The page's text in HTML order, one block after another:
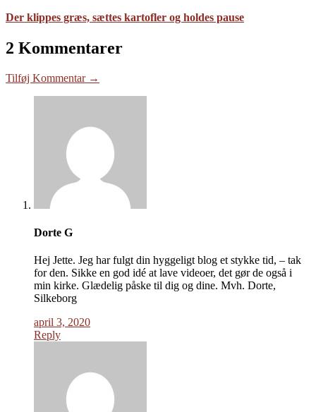
Der klippes græs, sættes kartofler og holdes pause
2 Kommentarer
Tilføj Kommentar →
Dorte G
Hej Jette. Jeg har fulgt din hyggeligt blog et stykke tid, – tak
for den. Sikke en god idé at lave videoer, det gør de også i
min kirke. Glædelig påske til dig og dine. Mvh. Dorte,
Silkeborg
april 3, 2020
Reply